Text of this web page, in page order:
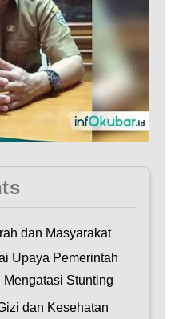
dan Masyarakat
Upaya Pemerintah
Mengatasi Stunting
dan Kesehatan